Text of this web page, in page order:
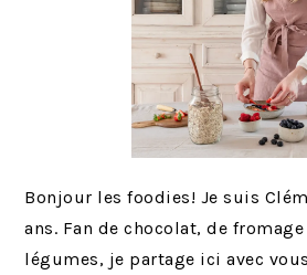
Bonjour les foodies! Je suis
ans. Fan de chocolat, de
légumes, je partage ici avec